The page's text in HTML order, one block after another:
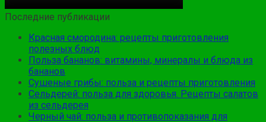
Последние публикации
Красная смородина: рецепты приготовления
полезных блюд
Польза бананов: витамины, минералы и блюда из
бананов
Сушеные грибы: польза и рецепты приготовления
Сельдерей: польза для здоровья. Рецепты салатов
из сельдерея
Черный чай: польза и противопоказания для